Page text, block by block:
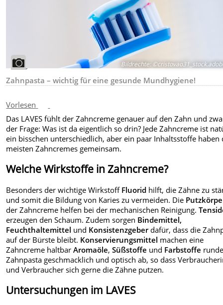
Bildrechte:
Zahnpasta – wichtig für eine gesunde Mundhygiene!
Vorlesen
Das LAVES fühlt der Zahncreme genauer auf den Zahn und
der Frage: Was ist da eigentlich so drin? Jede Zahncreme ist
ein bisschen unterschiedlich, aber ein paar Inhaltsstoffe haben
meisten Zahncremes gemeinsam.
Welche Wirkstoffe in Zahncreme?
Besonders der wichtige Wirkstoff Fluorid hilft, die Zähne zu
und somit die Bildung von Karies zu vermeiden. Die
der Zahncreme helfen bei der mechanischen Reinigung.
erzeugen den Schaum. Zudem sorgen Bindemittel,
Feuchthaltemittel und Konsistenzgeberdafür, dass die
auf der Bürste bleibt. Konservierungsmittel machen eine
Zahncreme haltbarAromaöle,Süßstoffe und Farbstoffe
Zahnpasta geschmacklich und optisch ab, so dass
und Verbraucher sich gerne die Zähne putzen.
Untersuchungen im LAVES